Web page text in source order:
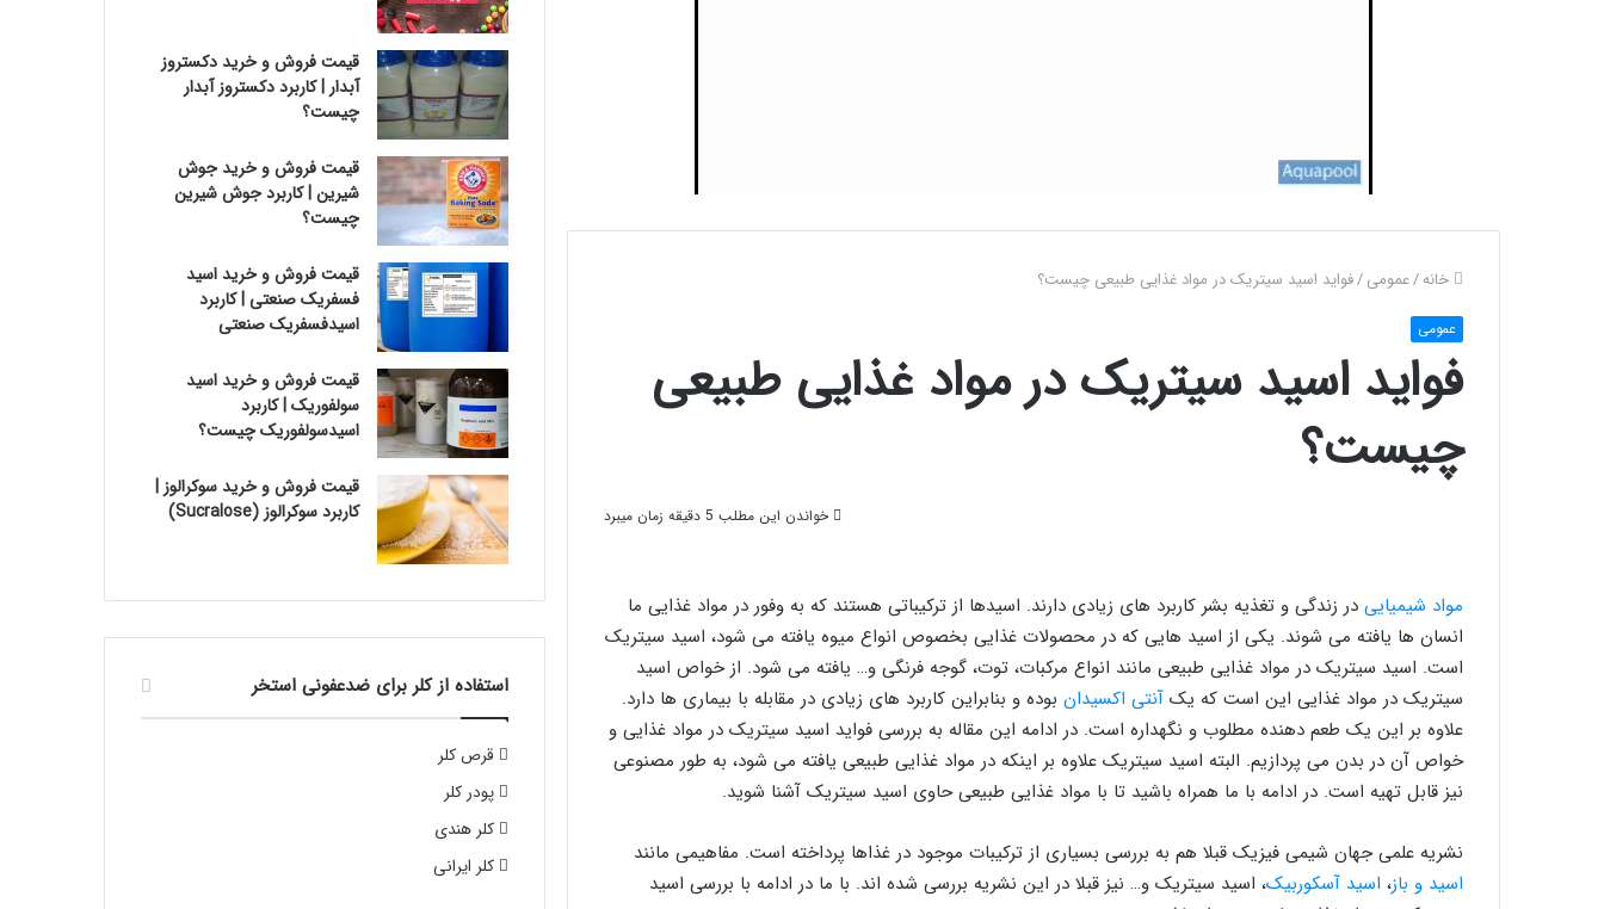
خانه/عمومی/فواید اسید سیتریک در مواد غذایی طبیعی چیست؟
عمومی
فواید اسید سیتریک در مواد غذایی طبیعی
چیست؟
خواندن این مطلب 5 دقیقه زمان میبرد
مواد شیمیایی در زندگی و تغذیه بشر کاربرد های زیادی دارند. اسیدها از ترکیباتی هستند که به وفور در مواد غذایی ما
انسان ها یافته می شوند. یکی از اسید هایی که در محصولات غذایی بخصوص انواع میوه یافته می شود، اسید سیتریک
است. اسید سیتریک در مواد غذایی طبیعی مانند انواع مرکبات، توت، گوجه فرنگی و… یافته می شود. از خواص اسید
سیتریک در مواد غذایی این است که یک آنتی اکسیدان بوده و بنابراین کاربرد های زیادی در مقابله با بیماری ها دارد.
علاوه بر این یک طعم دهنده مطلوب و نگهداره است. در ادامه این مقاله به بررسی فواید اسید سیتریک در مواد غذایی و
خواص آن در بدن می پردازیم. البته اسید سیتریک علاوه بر اینکه در مواد غذایی طبیعی یافته می شود، به طور مصنوعی
نیز قابل تهیه است. در ادامه با ما همراه باشید تا با مواد غذایی طبیعی حاوی اسید سیتریک آشنا شوید.
نشریه علمی جهان شیمی فیزیک قبلا هم به بررسی بسیاری از ترکیبات موجود در غذاها پرداخته است. مفاهیمی مانند
اسید و باز، اسید آسکوربیک، اسید سیتریک و… نیز قبلا در این نشریه بررسی شده اند. با ما در ادامه با بررسی اسید
قیمت فروش و خرید دکستروز
آبدار | کاربرد دکستروز آبدار
چیست؟
قیمت فروش و خرید جوش
شیرین | کاربرد جوش شیرین
چیست؟
قیمت فروش و خرید اسید
فسفریک صنعتی | کاربرد
اسیدفسفریک صنعتی
قیمت فروش و خرید اسید
سولفوریک | کاربرد
اسیدسولفوریک چیست؟
قیمت فروش و خرید سوکرالوز |
کاربرد سوکرالوز (Sucralose)
استفاده از کلر برای ضدعفونی استخر
قرص کلر
پودر کلر
کلر هندی
کلر ایرانی